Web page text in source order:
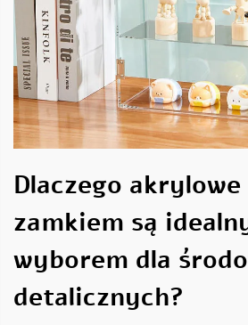
Dlaczego
zamkiem są
wyborem dla
detalicznych?